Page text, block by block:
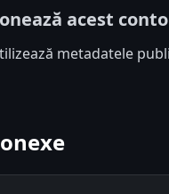
acest
metadatele